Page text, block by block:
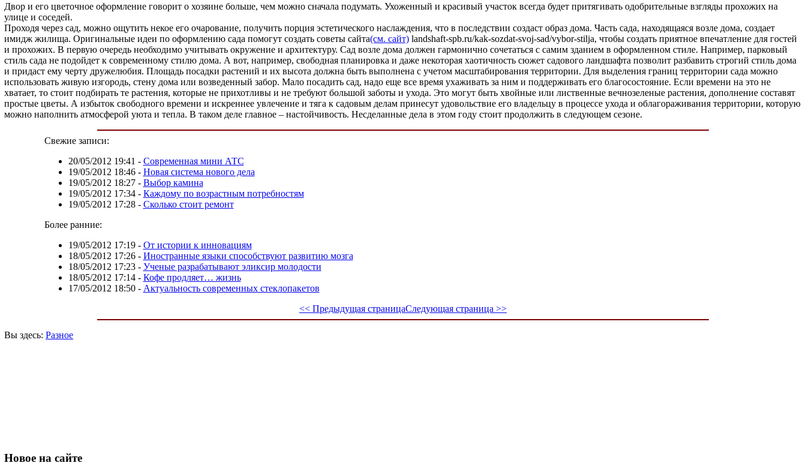
Двор и его цветочное оформление говорит о хозяине больше, чем можно сначала подумать. Ухоженный и красивый участок всегда будет притягивать одобрительные взгляды прохожих на
улице и соседей.
Проходя через сад, можно ощутить некое его очарование, получить порция эстетического наслаждения, что в последствии создаст образ дома. Часть сада, находящаяся возле дома, создает
имидж жилища. Оригинальные идеи по оформлению сада помогут создать советы сайта(см. сайт) landshaft-spb.ru/kak-sozdat-svoj-sad/vybor-stilja, чтобы создать приятное впечатление для гостей
и прохожих. В первую очередь необходимо учитывать окружение и архитектуру. Сад возле дома должен гармонично сочетаться с самим зданием в оформленном стиле. Например, парковый
стиль сада не подойдет к современному стилю дома. А вот, например, свободная планировка и даже некоторая хаотичность сюжет садового ландшафта позволит разбавить строгий стиль дома
и придаст ему черту дружелюбия. Площадь посадки растений и их высота должна быть выполнена с учетом масштабирования территории. Для выделения границ территории сада можно
использовать живую изгородь, стену дома или возведенный забор. Мало посадить сад, надо еще все время ухаживать за ним и поддерживать его благосостояние. Если времени на это не
хватает, то стоит подбирать те растения, которые не прихотливы и не требуют большой заботы и ухода. Это могут быть хвойные или лиственные вечнозеленые растения, дополнение составят
простые цветы. А избыток свободного времени и искреннее увлечение и тяга к садовым делам принесут удовольствие его владельцу в процессе ухода и облагораживания территории, которую
можно наполнить атмосферой уюта и тепла. В таком деле главное – настойчивость. Несделанные дела в этом году стоит продолжить в следующем сезоне.
Свежие записи:
20/05/2012 19:41 - Современная мини АТС
19/05/2012 18:46- Новая система нового дела
19/05/2012 18:27- Выбор камина
19/05/2012 17:34- Каждому по возрастным потребностям
19/05/2012 17:28- Сколько стоит ремонт
Более ранние:
19/05/2012 17:19- От истории к инновациям
18/05/2012 17:26- Иностранные языки способствуют развитию мозга
18/05/2012 17:23- Ученые разрабатывают эликсир молодости
18/05/2012 17:14- Кофе продляет… жизнь
17/05/2012 18:50- Актуальность современных стеклопакетов
<< Предыдущая страницаСледующая страница >>
Вы здесь: Разное
Новое на сайте